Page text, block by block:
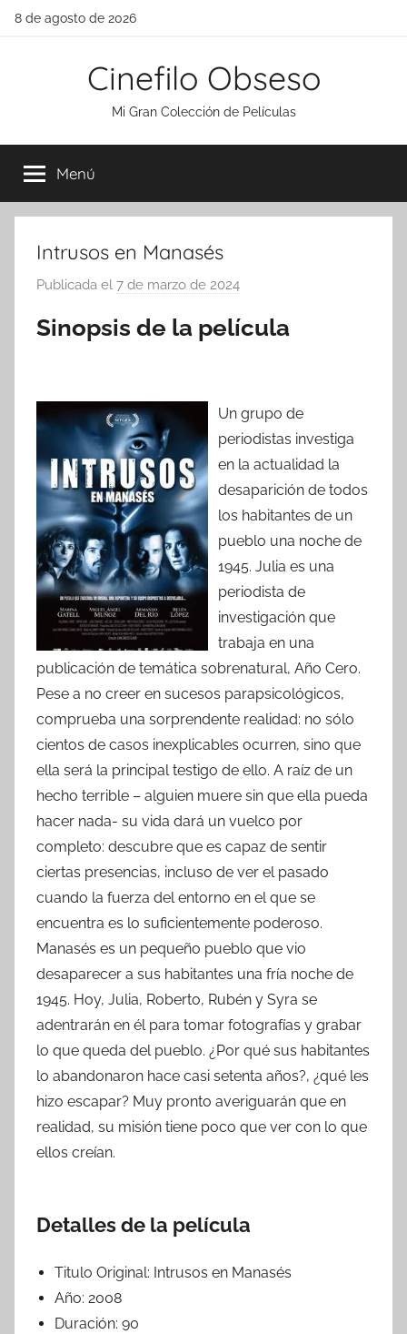
Saltar
8 de agosto de 2026
Cinefilo Obseso
Mi Gran Colección de Películas
Menú
Intrusos en Manasés
Publicada el 7 de marzo de 2024
r
Sinopsis de la película
Un grupo de
periodistas investiga
en la actualidad la
desaparición de todos
los habitantes de un
pueblo una noche de
1945. Julia es una
periodista de
investigación que
trabaja en una
publicación de temática sobrenatural, Año Cero.
Pese a no creer en sucesos parapsicológicos,
comprueba una sorprendente realidad: no sólo
cientos de casos inexplicables ocurren, sino que
ella será la principal testigo de ello. A raíz de un
hecho terrible – alguien muere sin que ella pueda
hacer nada- su vida dará un vuelco por
completo: descubre que es capaz de sentir
ciertas presencias, incluso de ver el pasado
cuando la fuerza del entorno en el que se
encuentra es lo suficientemente poderoso.
Manasés es un pequeño pueblo que vio
desaparecer a sus habitantes una fría noche de
1945. Hoy, Julia, Roberto, Rubén y Syra se
adentrarán en él para tomar fotografías y grabar
lo que queda del pueblo. ¿Por qué sus habitantes
lo abandonaron hace casi setenta años?, ¿qué les
hizo escapar? Muy pronto averiguarán que en
realidad, su misión tiene poco que ver con lo que
ellos creían.
Detalles de la película
Titulo Original: Intrusos en Manasés
Año: 2008
Duración: 90